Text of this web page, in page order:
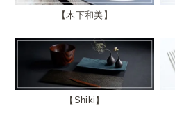
木下和美
Shiki